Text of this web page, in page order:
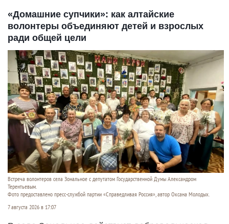
«Домашние супчики»: как алтайские
волонтеры объединяют детей и взрослых
ради общей цели
Встреча волонтеров села Зональное с депутатом Государственной Думы Александром
Терентьевым.
Фото предоставлено пресс-службой партии «Справедливая Россия», автор Оксана Молодых.
7 августа 2026 в 17:07